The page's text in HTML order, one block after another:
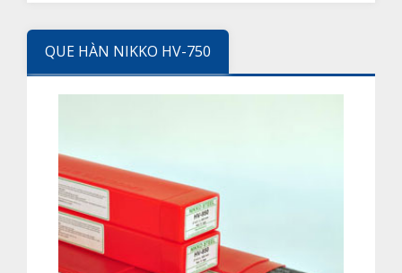
QUE HÀN NIKKO HV-750